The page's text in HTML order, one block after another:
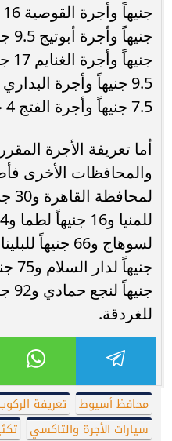
7.5 جنيهاً وأجرة الفتج 4 جنيهات.
أما تعريفة الأجرة
للغردقة.
محافظ أسيوط
تعريفة
سيارات الأجرة والتاكسي